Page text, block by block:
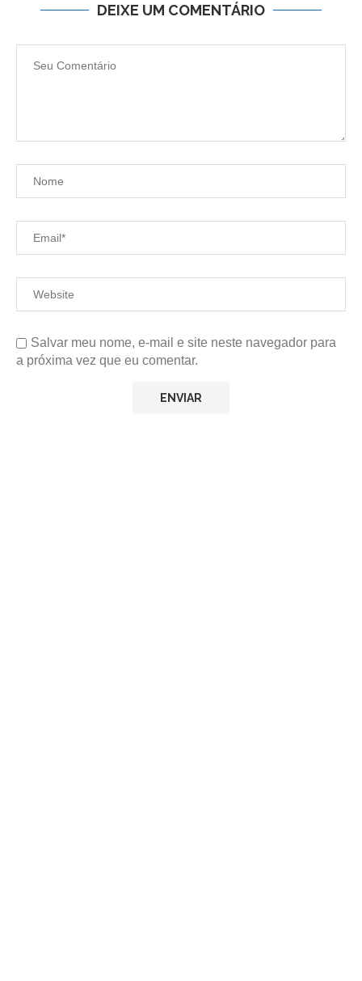
DEIXE UM COMENTÁRIO
Salvar meu nome, e-mail e site neste navegador para
a próxima vez que eu comentar.